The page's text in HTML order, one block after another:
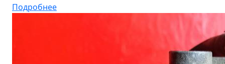
Подробнее